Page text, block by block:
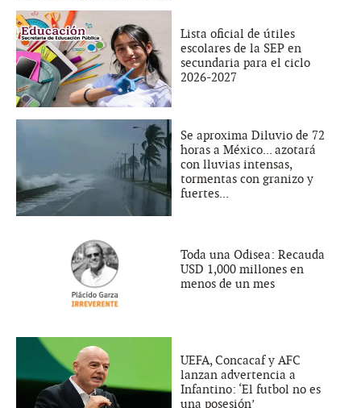
Lista oficial de útiles
escolares de la SEP en
secundaria para el ciclo
2026-2027
Se aproxima Diluvio de 72
horas a México... azotará
con lluvias intensas,
tormentas con granizo y
fuertes...
Toda una Odisea: Recauda
USD 1,000 millones en
menos de un mes
UEFA, Concacaf y AFC
lanzan advertencia a
Infantino: ‘El futbol no es
una posesión’